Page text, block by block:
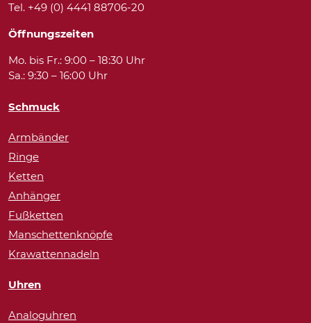
Tel. +49 (0) 4441 88706-20
Öffnungszeiten
Mo. bis Fr.: 9:00 – 18:30 Uhr
Sa.: 9:30 – 16:00 Uhr
Schmuck
Armbänder
Ringe
Ketten
Anhänger
Fußketten
Manschettenknöpfe
Krawattennadeln
Uhren
Analoguhren